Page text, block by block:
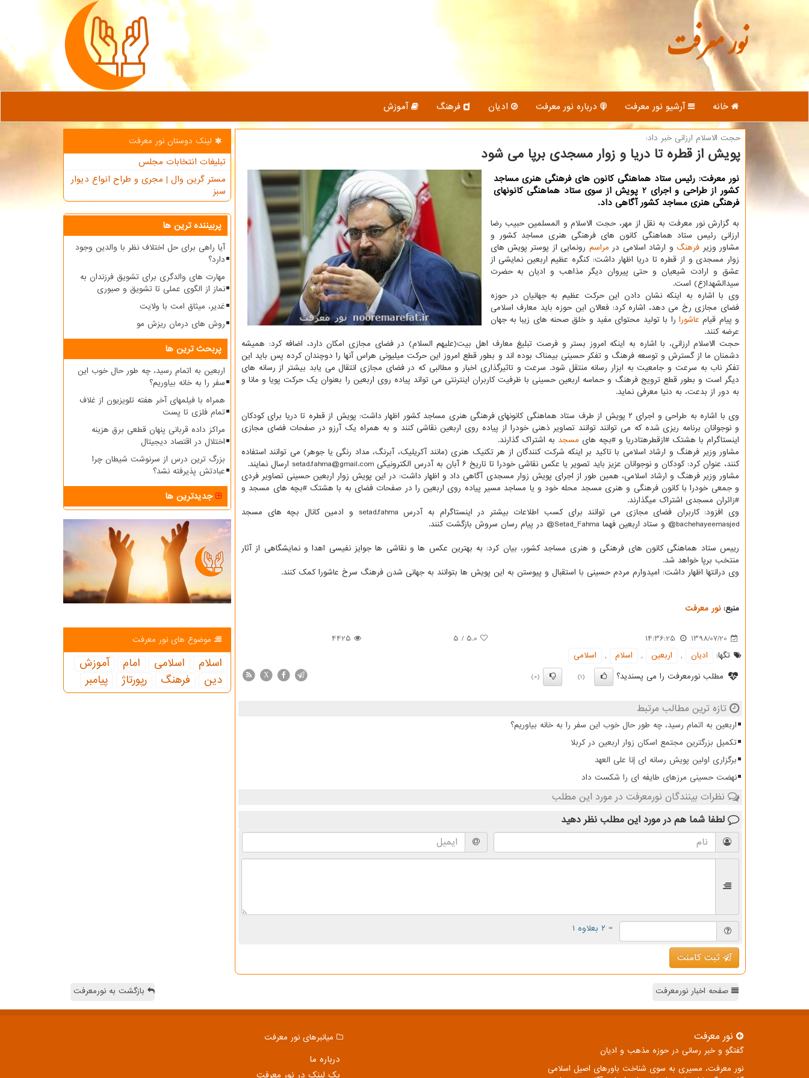
نور معرفت
خانه آرشیو نور معرفت درباره نور معرفت ادیان فرهنگ آموزش
حجت الاسلام ارزانی خبر داد:
پویش از قطره تا دریا و زوار مسجدی برپا می شود
نور معرفت: رئیس ستاد هماهنگی كانون های فرهنگی هنری مساجد
كشور از طراحی و اجرای 2 پویش از سوی ستاد هماهنگی كانونهای
فرهنگی هنری مساجد كشور آگاهی داد.
به گزارش نور معرفت به نقل از مهر، حجت الاسلام و المسلمین حبیب رضا
ارزانی رئیس ستاد هماهنگی كانون های فرهنگی هنری مساجد كشور و
مشاور وزیر فرهنگ و ارشاد اسلامی در مراسم رونمایی از پوستر پویش های
زوار مسجدی و از قطره تا دریا اظهار داشت: كنگره عظیم اربعین نمایشی از
عشق و ارادت شیعیان و حتی پیروان دیگر مذاهب و ادیان به حضرت
سیدالشهدا(ع) است.
وی با اشاره به اینكه نشان دادن این حركت عظیم به جهانیان در حوزه
فضای مجازی رخ می دهد، اشاره كرد: فعالان این حوزه باید معارف اسلامی
و پیام قیام عاشورا را با تولید محتوای مفید و خلق صحنه های زیبا به جهان
عرضه كنند.
حجت الاسلام ارزانی، با اشاره به اینكه امروز بستر و فرصت تبلیغ معارف اهل بیت(علیهم السلام) در فضای مجازی امكان دارد، اضافه كرد: همیشه
دشمنان ما از گسترش و توسعه فرهنگ و تفكر حسینی بیمناك بوده اند و بطور قطع امروز این حركت میلیونی هراس آنها را دوچندان كرده پس باید این
تفكر ناب به سرعت و جامعیت به ابزار رسانه منتقل شود. سرعت و تاثیرگذاری اخبار و مطالبی كه در فضای مجازی انتقال می یابد بیشتر از رسانه های
دیگر است و بطور قطع ترویج فرهنگ و حماسه اربعین حسینی با ظرفیت كاربران اینترنتی می تواند پیاده روی اربعین را بعنوان یك حركت پویا و مانا و
به دور از بدعت، به دنیا معرفی نماید.
وی با اشاره به طراحی و اجرای ۲ پویش از طرف ستاد هماهنگی كانونهای فرهنگی هنری مساجد كشور اظهار داشت: پویش از قطره تا دریا برای كودكان
و نوجوانان برنامه ریزی شده كه می توانند توانند تصاویر ذهنی خودرا از پیاده روی اربعین نقاشی كنند و به همراه یك آرزو در صفحات فضای مجازی
اینستاگرام با هشتك #ازقطرهتادریا و #بچه های مسجد به اشتراك گذارند.
مشاور وزیر فرهنگ و ارشاد اسلامی با تاكید بر اینكه شركت كنندگان از هر تكنیك هنری (مانند آكریلیك، آبرنگ، مداد رنگی یا جوهر) می توانند استفاده
كنند، عنوان كرد: كودكان و نوجوانان عزیز باید تصویر یا عكس نقاشی خودرا تا تاریخ ۶ آبان به آدرس الكترونیكی setad.fahma@gmail.com ارسال نمایند.
مشاور وزیر فرهنگ و ارشاد اسلامی، همین طور از اجرای پویش زوار مسجدی آگاهی داد و اظهار داشت: در این پویش زوار اربعین حسینی تصاویر فردی
و جمعی خودرا با كانون فرهنگی و هنری مسجد محله خود و یا مساجد مسیر پیاده روی اربعین را در صفحات فضای به با هشتك #بچه های مسجد و
#زائران مسجدی اشتراك میگذارند.
وی افزود: كاربران فضای مجازی می توانند برای كسب اطلاعات بیشتر در اینستاگرام به آدرس setad.fahma و ادمین كانال بچه های مسجد
bachehayeemasjed@ و ستاد اربعین فهما Setad_Fahma@ در پیام رسان سروش بازگشت كنند.
رییس ستاد هماهنگی كانون های فرهنگی و هنری مساجد كشور، بیان كرد: به بهترین عكس ها و نقاشی ها جوایز نفیسی اهدا و نمایشگاهی از آثار
منتخب برپا خواهد شد.
وی درانتها اظهار داشت: امیدوارم مردم حسینی با استقبال و پیوستن به این پویش ها بتوانند به جهانی شدن فرهنگ سرخ عاشورا كمك كنند.
منبع:نور معرفت
1398/07/20
14:36:25
5.0
/
5
4425
تگها:
ادیان , اربعین , اسلام ,
اسلامی
مطلب نورمعرفت را می پسندید؟
(1)
(0)
X
تازه ترین مطالب مرتبط
اربعین به اتمام رسید، چه طور حال خوب این سفر را به خانه بیاوریم؟
تکمیل بزرگترین مجتمع اسکان زوار اربعین در کربلا
برگزاری اولین پویش رسانه ای إنا علی العهد
نهضت حسینی مرزهای طایفه ای را شکست داد
نظرات بینندگان نورمعرفت در مورد این مطلب
لطفا شما هم در مورد این مطلب نظر دهید
= ۲ بعلاوه ۱
ثبت کامنت
لینک دوستان نور معرفت
تبلیغات انتخابات مجلس
مستر گرین وال | مجری و طراح انواع دیوار
سبز
پربیننده ترین ها
آیا راهی برای حل اختلاف نظر با والدین وجود
دارد؟
مهارت های والدگری برای تشویق فرزندان به
نماز از الگوی عملی تا تشویق و صبوری
غدیر، میثاق امت با ولایت
روش های درمان ریزش مو
پربحث ترین ها
اربعین به اتمام رسید، چه طور حال خوب این
سفر را به خانه بیاوریم؟
همراه با فیلمهای آخر هفته تلویزیون از غلاف
تمام فلزی تا پست
مراکز داده قربانی پنهان قطعی برق هزینه
اختلال در اقتصاد دیجیتال
بزرگ ترین درس از سرنوشت شیطان چرا
عبادتش پذیرفته نشد؟
جدیدترین ها
موضوع های نور معرفت
اسلام اسلامی امام
آموزش
دین
فرهنگ رپورتاژ پیامبر
صفحه اخبار نورمعرفت بازگشت به نورمعرفت
نور معرفت
گفتگو و خبر رسانی در حوزه مذهب و ادیان
نور معرفت، مسیری به سوی شناخت باورهای اصیل اسلامی
میانبرهای نور معرفت
درباره ما
بک لینک در نور معرفت